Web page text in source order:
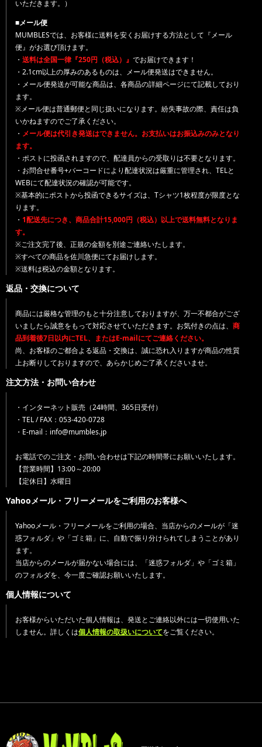
いただきます。）
■メール便
MUMBLESでは、お客様に送料を安くお届けする方法として『メール
便』がお選び頂けます。
・ 送料は全国一律『250円（税込）』 でお届けできます！
・2.1cm以上の厚みのあるものは、メール便発送はできません。
・メール便発送が可能な商品は、各商品の詳細ページにて記載しており
ます。
※メール便は普通郵便と同じ扱いになります。紛失事故の際、責任は負
いかねますのでご了承ください。
・ メール便は代引き発送はできません。お支払いはお振込みのみとなり
ます。
・ポストに投函されますので、配達員からの受取りは不要となります。
・お問合せ番号+バーコードにより配達状況は厳重に管理され、TELと
WEBにて配達状況の確認が可能です。
※基本的にポストから投函できるサイズは、Tシャツ1枚程度が限度とな
ります。
・ 1配送先につき、商品合計15,000円（税込）以上で送料無料となりま
す。
※ご注文完了後、正規の金額を別途ご連絡いたします。
※すべての商品を佐川急便にてお届けします。
※送料は税込の金額となります。
返品・交換について
商品には厳格な管理のもと十分注意しておりますが、万一不都合がござ
いましたら誠意をもって対応させていただきます。お気付きの点は、 商
品到着後7日以内にTEL、またはE-mailにてご連絡ください。
尚、お客様のご都合よる返品・交換は、誠に恐れ入りますが商品の性質
上お断りしておりますので、あらかじめご了承くださいませ。
注文方法・お問い合わせ
・インターネット販売（24時間、365日受付）
・TEL / FAX：053-420-0728
・E-mail：info@mumbles.jp
お電話でのご注文・お問い合わせは下記の時間帯にお願いいたします。
【営業時間】13:00～20:00
【定休日】水曜日
Yahooメール・フリーメールをご利用のお客様へ
Yahooメール・フリーメールをご利用の場合、当店からのメールが「迷
惑フォルダ」や「ゴミ箱」に、自動で振り分けられてしまうことがあり
ます。
当店からのメールが届かない場合には、「迷惑フォルダ」や「ゴミ箱」
のフォルダを、今一度ご確認お願いいたします。
個人情報について
お客様からいただいた個人情報は、発送とご連絡以外には一切使用いた
しません。詳しくは個人情報の取扱いについてをご覧ください。